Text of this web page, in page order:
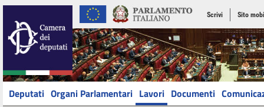
Scrivi Sito
Deputati Organi Parlamentari Lavori Documenti